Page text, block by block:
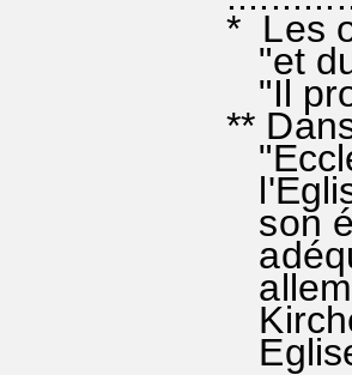
* Les
"et
"Il
**
son